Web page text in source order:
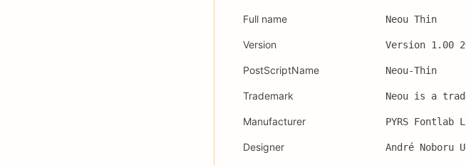
Full name Neou Thin
Version Version 1.00
PostScriptName Neou-Thin
Trademark Neou is a
Manufacturer PYRS Fontlab
Designer André Noboru